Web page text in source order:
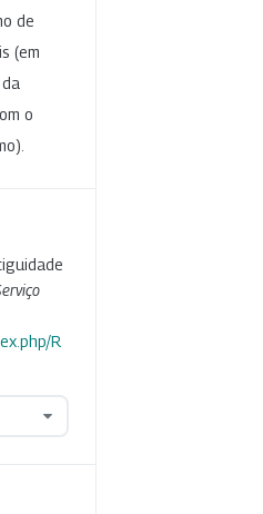
de
(em
o
R